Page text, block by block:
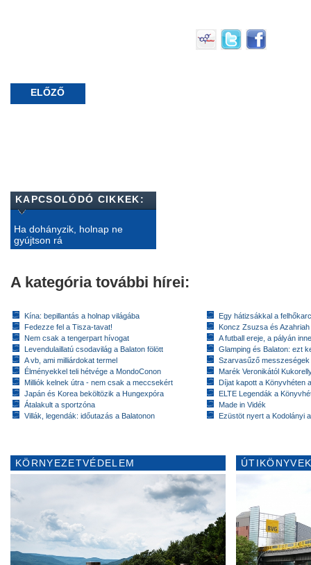
ELŐZŐ
KAPCSOLÓDÓ CIKKEK:
Ha dohányzik, holnap ne
gyújtson rá
A kategória további hírei:
Kína: bepillantás a holnap világába
Fedezze fel a Tisza-tavat!
Nem csak a tengerpart hívogat
Levendulaillatú csodavilág a Balaton fölött
A vb, ami milliárdokat termel
Élményekkel teli hétvége a MondoConon
Milliók kelnek útra - nem csak a meccsekért
Japán és Korea beköltözik a Hungexpóra
Átalakult a sportzóna
Villák, legendák: időutazás a Balatonon
Egy hátizsákkal a
Koncz Zsuzsa és
A futball ereje, a pályán
Glamping és Balaton: ezt
Szarvasűző messzeségek
Marék Veronikától
Díjat kapott a Könyvhéten
ELTE Legendák a
Made in Vidék
Ezüstöt nyert a Kodolányi
KÖRNYEZETVÉDELEM